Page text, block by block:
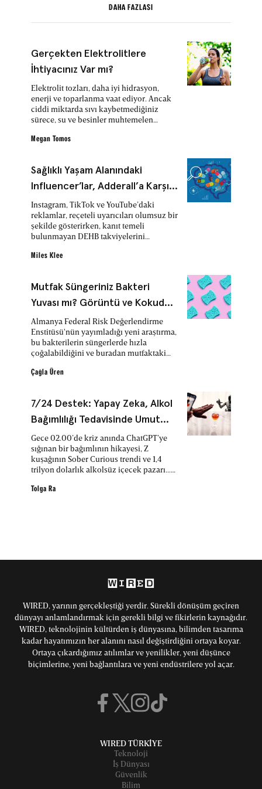
DAHA FAZLASI
Gerçekten Elektrolitlere
İhtiyacınız Var mı?
Elektrolit tozları, daha iyi hidrasyon,
enerji ve toparlanma vaat ediyor. Ancak
ciddi miktarda sıvı kaybetmediğiniz
sürece, su ve besinler muhtemelen
Megan Tomos
Sağlıklı Yaşam Alanındaki
Influencer’lar, Adderall’a Karşı
‘Doğal’ ve Etkisi Kanıtlanmamış
Alternatifleri Öneriyor
Instagram, TikTok ve YouTube’daki
reklamlar, reçeteli uyarıcıları olumsuz bir
şekilde gösterirken, kanıt temeli
bulunmayan DEHB takviyelerini
Miles Klee
Mutfak Süngeriniz Bakteri
Yuvası mı? Görüntü ve Kokudan
Anlaşılmıyor
Almanya Federal Risk Değerlendirme
Enstitüsü'nün yayımladığı yeni araştırma,
bu bakterilerin süngerlerde hızla
çoğalabildiğini ve buradan mutfaktaki
ortaya koydu.
Çağla Üren
7/24 Destek: Yapay Zeka, Alkol
Bağımlılığı Tedavisinde Umut
Olabilir
Gece 02.00’de kriz anında ChatGPT’ye
sığınan bir bağımlının hikayesi, Z
kuşağının Sober Curious trendi ve 1,4
trilyon dolarlık alkolsüz içecek pazarı...
efsanevi sponsorluk sisteminin yerini
Tolga Ra
WIRED, yarının gerçekleştiği yerdir. Sürekli dönüşüm geçiren
dünyayı anlamlandırmak için gerekli bilgi ve fikirlerin kaynağıdır.
WIRED, teknolojinin kültürden iş dünyasına, bilimden tasarıma
kadar hayatımızın her alanını nasıl değiştirdiğini ortaya koyar.
Ortaya çıkardığımız atılımlar ve yenilikler, yeni düşünce
biçimlerine, yeni bağlantılara ve yeni endüstrilere yol açar.
WIRED TÜRKİYE
Teknoloji
İş Dünyası
Güvenlik
Bilim